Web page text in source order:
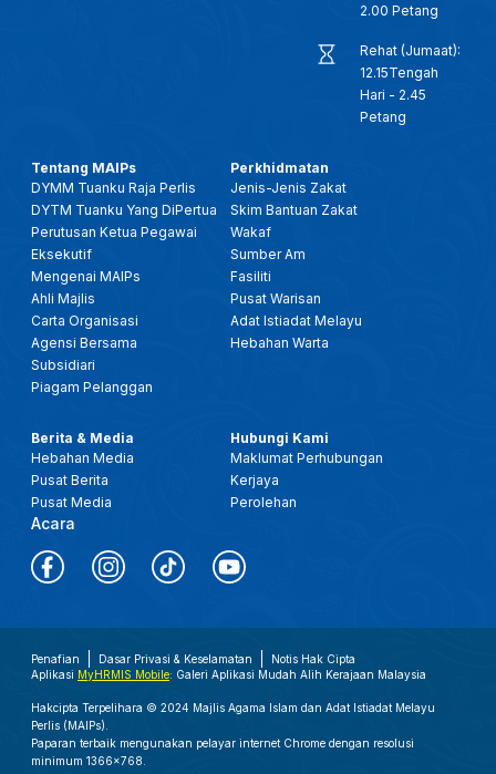
2.00 Petang
Rehat (Jumaat):
12.15Tengah
Hari - 2.45
Petang
Tentang MAIPs
DYMM Tuanku Raja Perlis
DYTM Tuanku Yang DiPertua
Perutusan Ketua Pegawai
Eksekutif
Mengenai MAIPs
Ahli Majlis
Carta Organisasi
Agensi Bersama
Subsidiari
Piagam Pelanggan
Perkhidmatan
Jenis-Jenis Zakat
Skim Bantuan Zakat
Wakaf
Sumber Am
Fasiliti
Pusat Warisan
Adat Istiadat Melayu
Hebahan Warta
Berita & Media
Hebahan Media
Pusat Berita
Pusat Media
Acara
Hubungi Kami
Maklumat Perhubungan
Kerjaya
Perolehan
Penafian Dasar Privasi & Keselamatan
Notis Hak Cipta
Aplikasi MyHRMIS Mobile: Galeri Aplikasi Mudah Alih Kerajaan Malaysia
Hakcipta Terpelihara © 2024 Majlis Agama Islam dan Adat Istiadat Melayu
Perlis (MAIPs).
Paparan terbaik mengunakan pelayar internet Chrome dengan resolusi
minimum 1366x768.